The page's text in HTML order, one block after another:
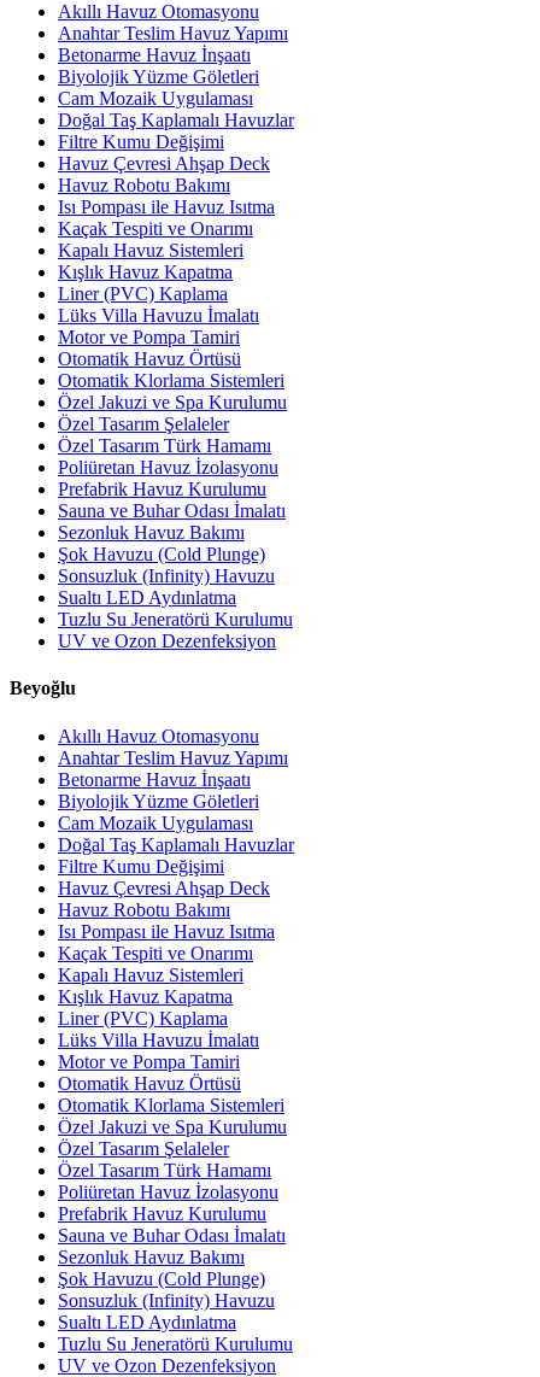
Akıllı Havuz Otomasyonu
Anahtar Teslim Havuz Yapımı
Betonarme Havuz İnşaatı
Biyolojik Yüzme Göletleri
Cam Mozaik Uygulaması
Doğal Taş Kaplamalı Havuzlar
Filtre Kumu Değişimi
Havuz Çevresi Ahşap Deck
Havuz Robotu Bakımı
Isı Pompası ile Havuz Isıtma
Kaçak Tespiti ve Onarımı
Kapalı Havuz Sistemleri
Kışlık Havuz Kapatma
Liner (PVC) Kaplama
Lüks Villa Havuzu İmalatı
Motor ve Pompa Tamiri
Otomatik Havuz Örtüsü
Otomatik Klorlama Sistemleri
Özel Jakuzi ve Spa Kurulumu
Özel Tasarım Şelaleler
Özel Tasarım Türk Hamamı
Poliüretan Havuz İzolasyonu
Prefabrik Havuz Kurulumu
Sauna ve Buhar Odası İmalatı
Sezonluk Havuz Bakımı
Şok Havuzu (Cold Plunge)
Sonsuzluk (Infinity) Havuzu
Sualtı LED Aydınlatma
Tuzlu Su Jeneratörü Kurulumu
UV ve Ozon Dezenfeksiyon
Beyoğlu
Akıllı Havuz Otomasyonu
Anahtar Teslim Havuz Yapımı
Betonarme Havuz İnşaatı
Biyolojik Yüzme Göletleri
Cam Mozaik Uygulaması
Doğal Taş Kaplamalı Havuzlar
Filtre Kumu Değişimi
Havuz Çevresi Ahşap Deck
Havuz Robotu Bakımı
Isı Pompası ile Havuz Isıtma
Kaçak Tespiti ve Onarımı
Kapalı Havuz Sistemleri
Kışlık Havuz Kapatma
Liner (PVC) Kaplama
Lüks Villa Havuzu İmalatı
Motor ve Pompa Tamiri
Otomatik Havuz Örtüsü
Otomatik Klorlama Sistemleri
Özel Jakuzi ve Spa Kurulumu
Özel Tasarım Şelaleler
Özel Tasarım Türk Hamamı
Poliüretan Havuz İzolasyonu
Prefabrik Havuz Kurulumu
Sauna ve Buhar Odası İmalatı
Sezonluk Havuz Bakımı
Şok Havuzu (Cold Plunge)
Sonsuzluk (Infinity) Havuzu
Sualtı LED Aydınlatma
Tuzlu Su Jeneratörü Kurulumu
UV ve Ozon Dezenfeksiyon